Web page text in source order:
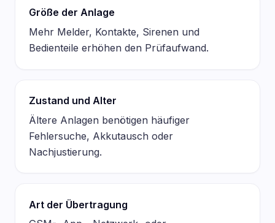
Größe der Anlage
Mehr Melder, Kontakte, Sirenen und
Bedienteile erhöhen den Prüfaufwand.
Zustand und Alter
Ältere Anlagen benötigen häufiger
Fehlersuche, Akkutausch oder
Nachjustierung.
Art der Übertragung